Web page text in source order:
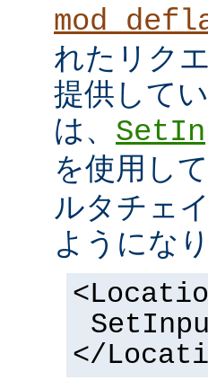
れたリク
提供して
は、
を使用し
ルタチェ
ようにな
</